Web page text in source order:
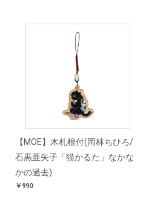
【MOE】木札根付(岡林ちひろ/
石黒亜矢子「猫かるた」なかな
かの過去)
￥990